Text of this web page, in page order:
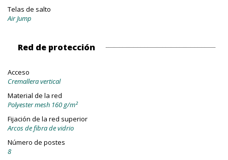
Telas de salto
Air Jump
Red de protección
Acceso
Cremallera vertical
Material de la red
Polyester mesh 160 g/m²
Fijación de la red superior
Arcos de fibra de vidrio
Número de postes
8